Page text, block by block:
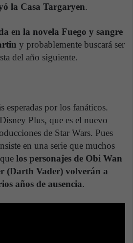
la Casa Targaryen.
en la novela Fuego y sangre
y probablemente buscará ser
del año siguiente.
esperadas por los fanáticos.
Plus, que es el nuevo
de Star Wars. Pues
en una serie que muchos
los personajes de Obi Wan
(Darth Vader) volverán a
años de ausencia.